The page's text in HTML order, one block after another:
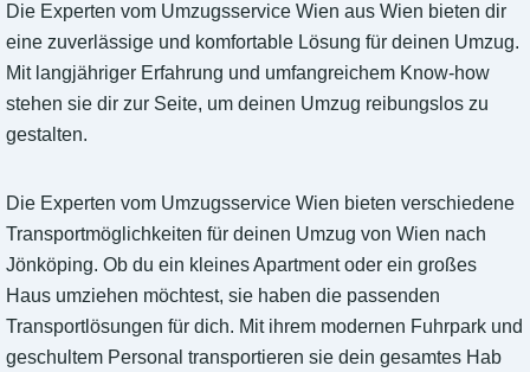
Die Experten vom Umzugsservice Wien aus Wien bieten dir
eine zuverlässige und komfortable Lösung für deinen Umzug.
Mit langjähriger Erfahrung und umfangreichem Know-how
stehen sie dir zur Seite, um deinen Umzug reibungslos zu
gestalten.
Die Experten vom Umzugsservice Wien bieten verschiedene
Transportmöglichkeiten für deinen Umzug von Wien nach
Jönköping. Ob du ein kleines Apartment oder ein großes
Haus umziehen möchtest, sie haben die passenden
Transportlösungen für dich. Mit ihrem modernen Fuhrpark und
geschultem Personal transportieren sie dein gesamtes Hab